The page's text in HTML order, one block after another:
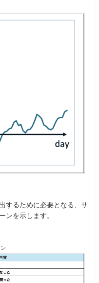
するために必要となる、サ
ンを示します。